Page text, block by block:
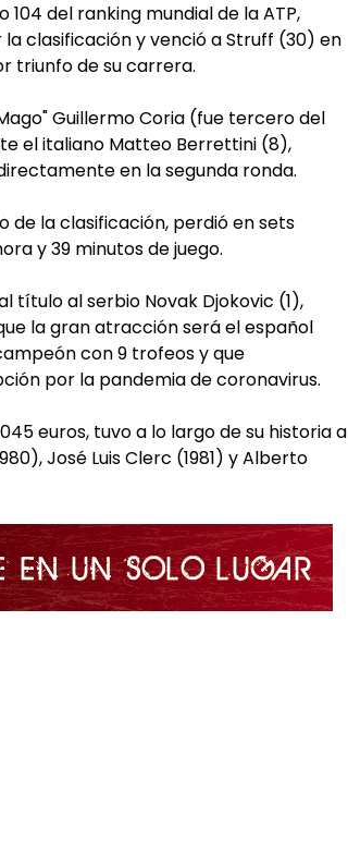
del ranking mundial de la ATP,
clasificación y venció a Struff (30) en
triunfo de su carrera.
Guillermo Coria (fue tercero del
el italiano Matteo Berrettini (8),
en la segunda ronda.
de la clasificación, perdió en sets
y 39 minutos de juego.
título al serbio Novak Djokovic (1),
la gran atracción será el español
con 9 trofeos y que
por la pandemia de coronavirus.
euros, tuvo a lo largo de su historia a
José Luis Clerc (1981) y Alberto